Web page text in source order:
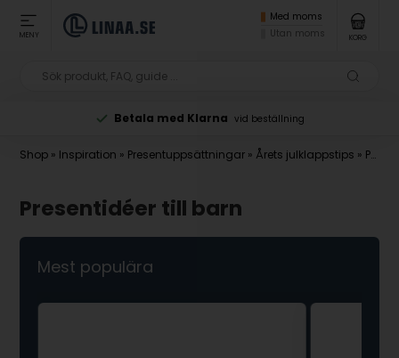
MENY
Med moms
Utan moms
KORG
Betala med Klarna vid beställning
Shop » Inspiration » Presentuppsättningar » Årets julklappstips » Presentidéer till barn
Presentidéer till barn
Mest populära